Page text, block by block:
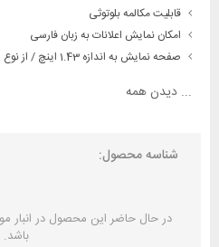
قابلیت مکالمه بلوتوثی
امکان نمایش اعلانات به زبان فارسی
صفحه نمایش به اندازه 1.43 اینچ / از نوع AMOLED
... دیدن همه
شناسه محصول:
در حال حاضر این محصول در
باشد.